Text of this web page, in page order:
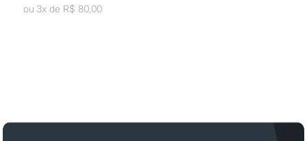
3x de R$ 80,00